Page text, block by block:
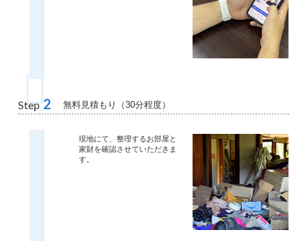
Step 2 無料見積もり（30分程度）
現地にて、整理するお部屋と
家財を確認させていただきま
す。